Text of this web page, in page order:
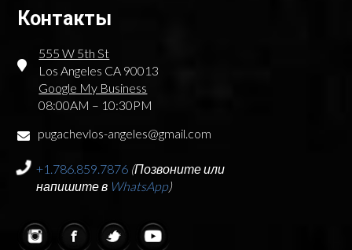
Контакты
555 W 5th St
Los Angeles CA 90013
Google My Business
08:00AM – 10:30PM
pugachevlos-angeles@gmail.com
+1.786.859.7876 (Позвоните или
напишите в WhatsApp)